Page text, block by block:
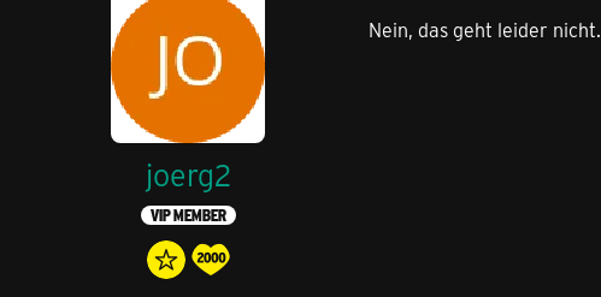
joerg2
VIP MEMBER
Nein, das geht leider nicht.